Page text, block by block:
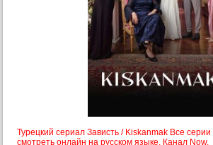
Турецкий сериал Зависть / Kiskanmak Все
смотреть онлайн на русском языке. Канал Now.